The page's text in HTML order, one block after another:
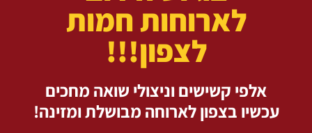
לארוחות חמות
לצפון!!!
אלפי קשישים וניצולי שואה מחכים
עכשיו בצפון לארוחה מבושלת ומזינה!